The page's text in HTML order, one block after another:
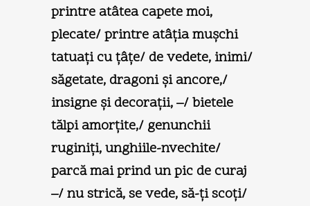
printre atâtea capete moi,
plecate/ printre atâţia muşchi
tatuaţi cu ţâţe/ de vedete, inimi/
săgetate, dragoni şi ancore,/
insigne şi decoraţii, –/ bietele
tălpi amorţite,/ genunchii
ruginiţi, unghiile-nvechite/
parcă mai prind un pic de curaj
–/ nu strică, se vede, să-ţi scoţi/